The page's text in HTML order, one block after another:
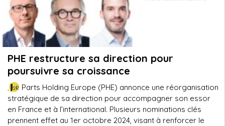
PHE restructure sa direction pour
poursuivre sa croissance
Parts Holding Europe (PHE) annonce une réorganisation
stratégique de sa direction pour accompagner son essor
en France et à l’international. Plusieurs nominations clés
prennent effet au 1er octobre 2024, visant à renforcer le